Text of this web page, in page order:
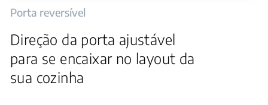
Porta reversível
Direção da porta ajustável
para se encaixar no layout da
sua cozinha